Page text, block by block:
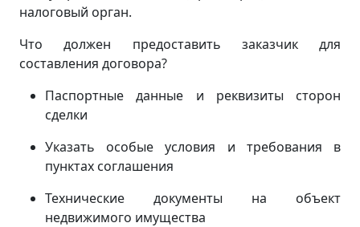
налоговый орган.
Что должен предоставить заказчик для
составления договора?
Паспортные данные и реквизиты сторон
сделки
Указать особые условия и требования в
пунктах соглашения
Технические документы на объект
недвижимого имущества